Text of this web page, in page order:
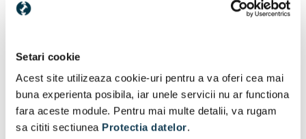
Setari cookie
Acest site utilizeaza cookie-uri pentru a va oferi cea mai
buna experienta posibila, iar unele servicii nu ar functiona
fara aceste module. Pentru mai multe detalii, va rugam
sa cititi sectiunea Protectia datelor.